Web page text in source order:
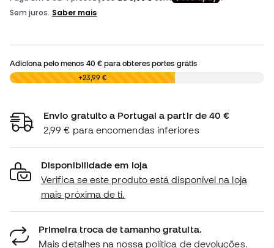
Adiciona pelo menos 40 €para obteres portes grátis
0,00 € +23,99 €
Envio gratuito a Portugal a partir de 40 €
2,99 € para encomendas inferiores
Disponibilidade em loja
Verifica se este produto está disponível na loja
mais próxima de ti.
Primeira troca de tamanho gratuita.
Mais detalhes na nossa política de devoluções.